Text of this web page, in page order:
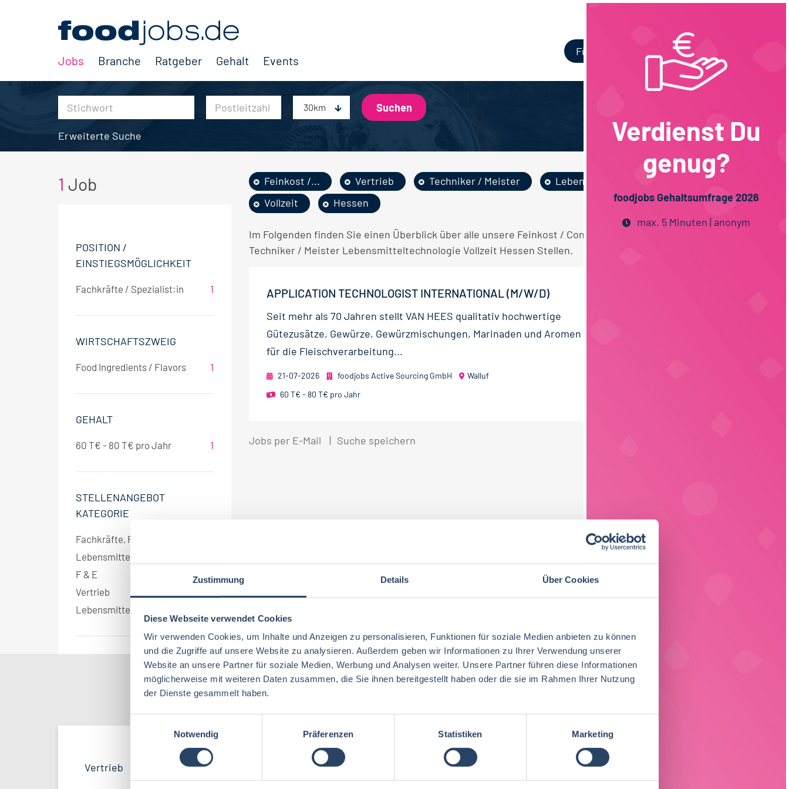
Zustimmung Details Über Cookies
Diese Webseite verwendet Cookies
Wir verwenden Cookies, um Inhalte und Anzeigen zu personalisieren, Funktionen für soziale Medien anbieten zu können
und die Zugriffe auf unsere Website zu analysieren. Außerdem geben wir Informationen zu Ihrer Verwendung unserer
Website an unsere Partner für soziale Medien, Werbung und Analysen weiter. Unsere Partner führen diese Informationen
möglicherweise mit weiteren Daten zusammen, die Sie ihnen bereitgestellt haben oder die sie im Rahmen Ihrer Nutzung
der Dienste gesammelt haben.
Notwendig Präferenzen Statistiken Marketing
Jobs Branche Ratgeber Gehalt Events
Für Unternehmen
30km
Erweiterte Suche
1 Job
POSITION /
EINSTIEGSMÖGLICHKEIT
Fachkräfte / Spezialist:in 1
WIRTSCHAFTSZWEIG
Food Ingredients / Flavors 1
GEHALT
60 T€ - 80 T€ pro Jahr 1
STELLENANGEBOT
KATEGORIE
Fachkräfte, Führungskräfte
Lebensmitteltechnologie
F & E
1
Vertrieb
Lebensmitteltechnik
Feinkost /... Vertrieb Techniker / Meister
Lebensmitteltechn...
Vollzeit
Hessen
Im Folgenden finden Sie einen Überblick über alle unsere Feinkost / Convenience / Saucen Vertrieb
Techniker / Meister Lebensmitteltechnologie Vollzeit Hessen Stellen.
APPLICATION TECHNOLOGIST INTERNATIONAL (M/W/D)
Seit mehr als 70 Jahren stellt VAN HEES qualitativ hochwertige
Gütezusätze, Gewürze, Gewürzmischungen, Marinaden und Aromen
für die Fleischverarbeitung...
21-07-2026 foodjobs Active Sourcing GmbH
Walluf
60 T€ - 80 T€ pro Jahr
Jobs per E-Mail Suche speichern
Nach Kategorien
Vertrieb Lebensmitteltechnologie 74 Praktikum, Trainee
Lebensmitteltechnologie Betriebswirtschaft 72 Lebensmitteltechnik
Vertrieb QM / QS 41 Produktion
Bayern Baden-Württemberg 29 Nordrhein-Westfalen
Verdienst Du
genug?
foodjobs Gehaltsumfrage 2026
max. 5 Minuten | anonym